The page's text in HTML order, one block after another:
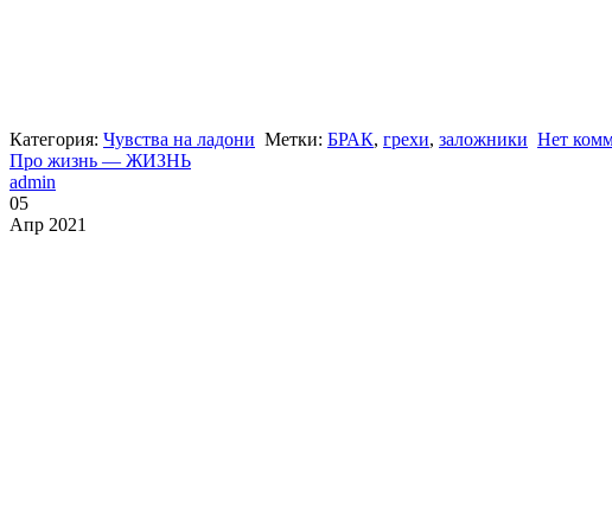
Категория: Чувства на ладони Метки: БРАК, грехи, заложники Нет
Про жизнь — ЖИЗНЬ
admin
05
Апр 2021